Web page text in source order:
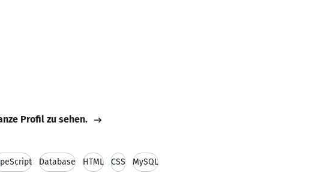
Profil zu sehen.
Database HTML CSS MySQL